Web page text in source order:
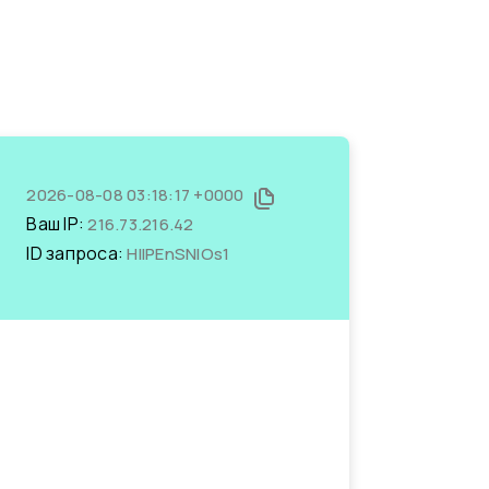
2026-08-08 03:18:17 +0000
Ваш IP:216.73.216.42
ID запроса:HIIPEnSNlOs1